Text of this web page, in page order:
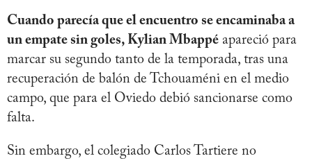
Cuando parecía que el encuentro se encaminaba a
un empate sin goles, Kylian Mbappé apareció para
marcar su segundo tanto de la temporada, tras una
recuperación de balón de Tchouaméni en el medio
campo, que para el Oviedo debió sancionarse como
falta.
Sin embargo, el colegiado Carlos Tartiere no